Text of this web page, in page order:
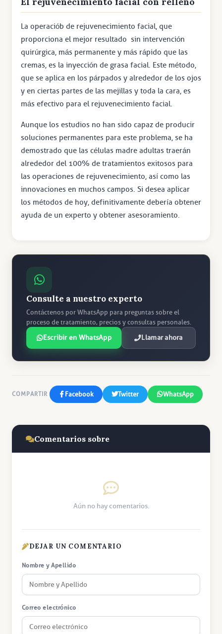
La operaciób de rejuvenecimiento facial, que
proporciona el mejor resultado sin intervención
quirúrgica, más permanente y más rápido que las
cremas, es la inyección de grasa facial. Este método,
que se aplica en los párpados y alrededor de los ojos
y en ciertas partes de las mejillas y toda la cara, es
más efectivo para el rejuvenecimiento facial.
Aunque los estudios no han sido capaz de producir
soluciones permanentes para este problema, se ha
demostrado que las células madre adultas traerán
alrededor del 100% de tratamientos exitosos para
las operaciones de rejuvenecimiento, así como las
innovaciones en muchos campos. Si desea aplicar
los métodos de hoy, definitivamente debería obtener
ayuda de un experto y obtener asesoramiento.
Consulte a nuestro experto
Contáctenos por WhatsApp para preguntas sobre el
proceso de tratamiento, precios y consultas personales.
Escribir en WhatsApp Llamar ahora
COMPARTIR Facebook Twitter WhatsApp
Comentarios sobre
Aún no hay comentarios.
DEJAR UN COMENTARIO
Nombre y Apellido
Correo electrónico